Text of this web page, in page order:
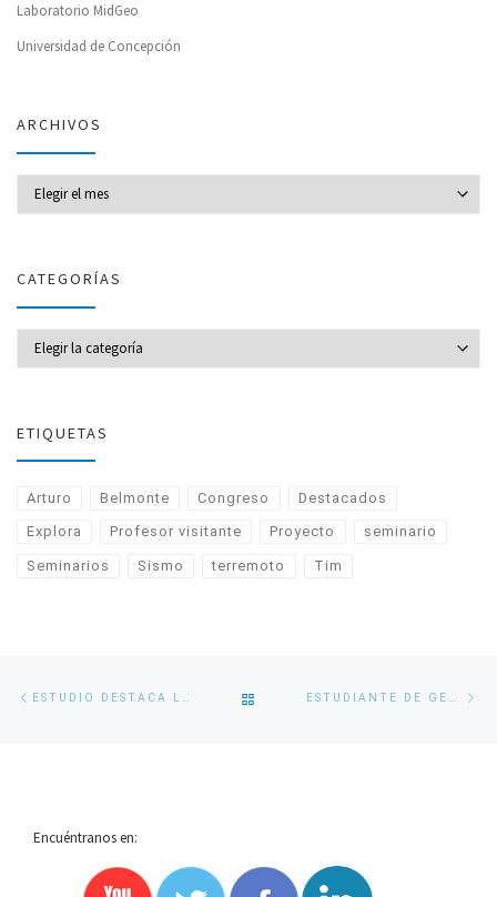
Laboratorio MidGeo
Universidad de Concepción
ARCHIVOS
CATEGORÍAS
ETIQUETAS
Arturo Belmonte Congreso Destacados
Explora Profesor visitante Proyecto seminario
Seminarios Sismo terremoto Tim
de
VOLVER
Encuéntranos en: